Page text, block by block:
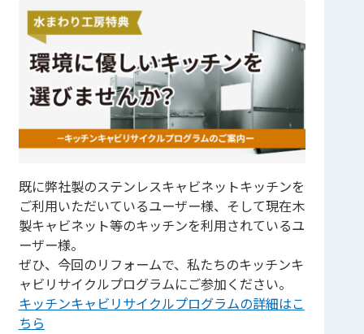
既に弊社製のステンレスキャビネットキッチンを
ご利用いただいているユーザー様、そして現在木
製キャビネット等のキッチンを利用されているユ
ーザー様。
ぜひ、今回のリフォームで、私たちのキッチンキ
ャビリサイクルプログラムにご参加ください。
キッチンキャビリサイクルプログラムの詳細はこ
ちら